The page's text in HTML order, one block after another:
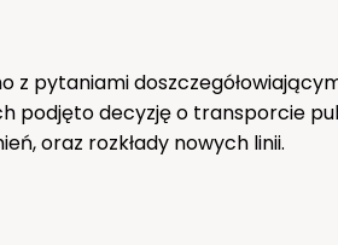
z pytaniami
podjęto decyzję o transporcie
oraz rozkłady nowych linii.